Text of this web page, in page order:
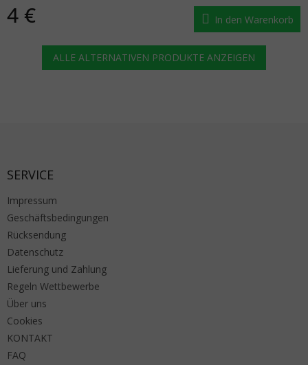
4 € In den Warenkorb
ALLE ALTERNATIVEN PRODUKTE ANZEIGEN
SERVICE
Impressum
Geschäftsbedingungen
Rücksendung
Datenschutz
Lieferung und Zahlung
Regeln Wettbewerbe
Über uns
Cookies
KONTAKT
FAQ